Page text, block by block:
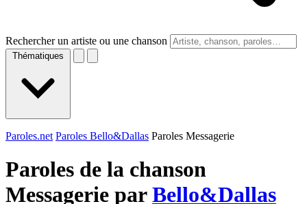
Rechercher un artiste ou une chanson
Thématiques
Paroles.net Paroles Bello&Dallas Paroles Messagerie
Paroles de la chanson
Messagerie parBello&Dallas